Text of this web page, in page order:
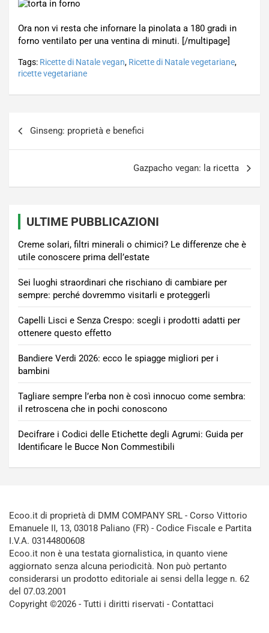
Ora non vi resta che infornare la pinolata a 180 gradi in
forno ventilato per una ventina di minuti. [/multipage]
Tags: Ricette di Natale vegan, Ricette di Natale vegetariane,
ricette vegetariane
Ginseng: proprietà e benefici
Gazpacho vegan: la ricetta
ULTIME PUBBLICAZIONI
Creme solari, filtri minerali o chimici? Le differenze che è
utile conoscere prima dell’estate
Sei luoghi straordinari che rischiano di cambiare per
sempre: perché dovremmo visitarli e proteggerli
Capelli Lisci e Senza Crespo: scegli i prodotti adatti per
ottenere questo effetto
Bandiere Verdi 2026: ecco le spiagge migliori per i
bambini
Tagliare sempre l’erba non è così innocuo come sembra:
il retroscena che in pochi conoscono
Decifrare i Codici delle Etichette degli Agrumi: Guida per
Identificare le Bucce Non Commestibili
Ecoo.it di proprietà di DMM COMPANY SRL - Corso Vittorio
Emanuele II, 13, 03018 Paliano (FR) - Codice Fiscale e Partita
I.V.A. 03144800608
Ecoo.it non è una testata giornalistica, in quanto viene
aggiornato senza alcuna periodicità. Non può pertanto
considerarsi un prodotto editoriale ai sensi della legge n. 62
del 07.03.2001
Copyright ©2026 - Tutti i diritti riservati - Contattaci